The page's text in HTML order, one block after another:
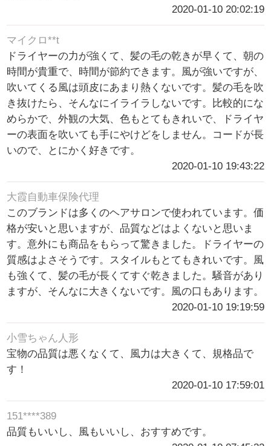
2020-01-10 20:02:19
マイクロ**t
ドライヤーの力が強くて、髪の毛の乾きが早くて、朝の
時間が貴重で、時間が節約できます。風が強いですが、
吹いてくる風は頭皮にあまり熱くないです。髪の毛を吹
き抜けたら、そんなにイライラしないです。比較的にな
めらかで、外観の大気、色もとてもきれいで、ドライヤ
ーの表面を吹いても手にやけどをしません。コードが長
いので、とにかく好きです。
2020-01-10 19:43:22
大霞自動車保険代理
このブランドは多くのヘアサロンで使われています。価
格が安いと思いますが、品質などはよくないと思いま
す。意外にも商品をもらって驚きました。ドライヤーの
質感はよさそうです。スタイルもとてもきれいです。風
も強くて、髪の毛が長くてすぐ乾きました。騒音があり
ますが、そんなに大きくないです。風の口もあります。
2020-01-10 19:19:59
小雪ちゃん人形
宝物の品質は悪くなくて、風力は大きくて、規格品で
す！
2020-01-10 17:59:01
151****389
品質もいいし、風もいいし、おすすめです。